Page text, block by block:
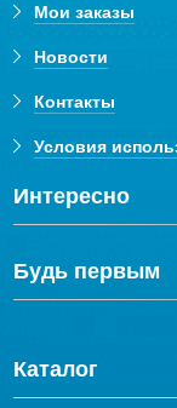
Мои заказы
Новости
Контакты
Условия
Интересно
Будь первым
Каталог